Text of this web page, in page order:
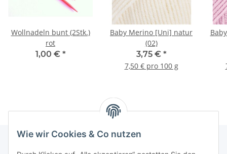
Wie wir Cookies & Co nutzen
Wollnadeln bunt (2Stk.)
rot
1,00 € *
Baby Merino [Uni] natur
(02)
3,75 € *
7,50 € pro 100 g